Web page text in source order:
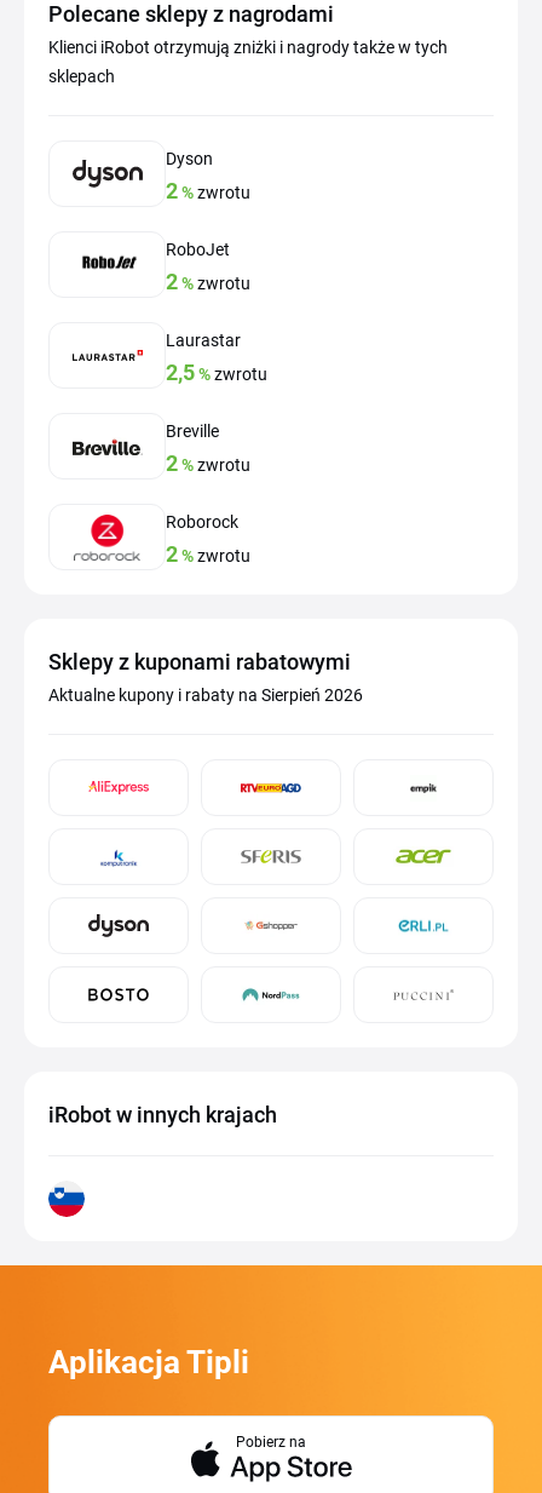
Polecane sklepy z nagrodami
Klienci iRobot otrzymują zniżki i nagrody także w tych
sklepach
Dyson
2%zwrotu
RoboJet
2%zwrotu
Laurastar
2,5%zwrotu
Breville
2%zwrotu
Roborock
2%zwrotu
Sklepy z kuponami rabatowymi
Aktualne kupony i rabaty na Sierpień 2026
iRobot w innych krajach
Aplikacja Tipli
Pobierz na